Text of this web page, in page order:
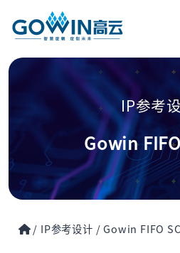
IP参考
Gowin
/ IP参考设计 /Gowin FIFO